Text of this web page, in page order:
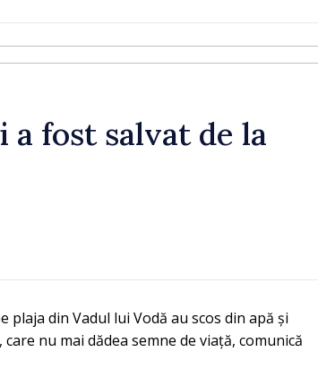
fost salvat de la
plaja din Vadul lui Vodă au scos din apă și
nu mai dădea semne de viață, comunică
1 oră
sunt avertizați să